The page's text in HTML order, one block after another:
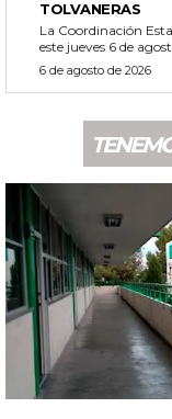
TOLVANERAS
La Coordinación
este jueves 6 de
6 de agosto de 2026